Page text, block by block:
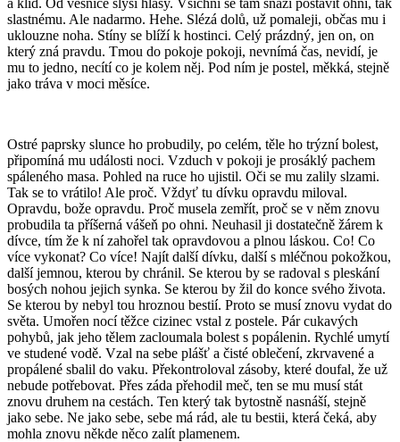
slastnému. Ale nadarmo. Hehe. Slézá dolů, už pomaleji, občas mu i
uklouzne noha. Stíny se blíží k hostinci. Celý prázdný, jen on, on
který zná pravdu. Tmou do pokoje pokoji, nevnímá čas, nevidí, je
mu to jedno, necítí co je kolem něj. Pod ním je postel, měkká, stejně
jako tráva v moci měsíce.
Ostré paprsky slunce ho probudily, po celém, těle ho trýzní bolest,
připomíná mu události noci. Vzduch v pokoji je prosáklý pachem
spáleného masa. Pohled na ruce ho ujistil. Oči se mu zalily slzami.
Tak se to vrátilo! Ale proč. Vždyť tu dívku opravdu miloval.
Opravdu, bože opravdu. Proč musela zemřít, proč se v něm znovu
probudila ta příšerná vášeň po ohni. Neuhasil ji dostatečně žárem k
dívce, tím že k ní zahořel tak opravdovou a plnou láskou. Co! Co
více vykonat? Co více! Najít další dívku, další s mléčnou pokožkou,
další jemnou, kterou by chránil. Se kterou by se radoval s pleskání
bosých nohou jejich synka. Se kterou by žil do konce svého života.
Se kterou by nebyl tou hroznou bestií. Proto se musí znovu vydat do
světa. Umořen nocí těžce cizinec vstal z postele. Pár cukavých
pohybů, jak jeho tělem zacloumala bolest s popálenin. Rychlé umytí
ve studené vodě. Vzal na sebe plášť a čisté oblečení, zkrvavené a
propálené sbalil do vaku. Překontroloval zásoby, které doufal, že už
nebude potřebovat. Přes záda přehodil meč, ten se mu musí stát
znovu druhem na cestách. Ten který tak bytostně nasnáší, stejně
jako sebe. Ne jako sebe, sebe má rád, ale tu bestii, která čeká, aby
mohla znovu někde něco zalít plamenem.